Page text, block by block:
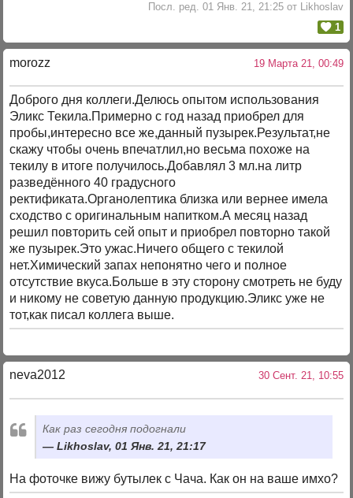
Посл. ред. 01 Янв. 21, 21:25 от Likhoslav
1
morozz 19 Марта 21, 00:49
Доброго дня коллеги.Делюсь опытом использования
Эликс Текила.Примерно с год назад приобрел для
пробы,интересно все же,данный пузырек.Результат,не
скажу чтобы очень впечатлил,но весьма похоже на
текилу в итоге получилось.Добавлял 3 мл.на литр
разведённого 40 градусного
ректификата.Органолептика близка или вернее имела
сходство с оригинальным напитком.А месяц назад
решил повторить сей опыт и приобрел повторно такой
же пузырек.Это ужас.Ничего общего с текилой
нет.Химический запах непонятно чего и полное
отсутствие вкуса.Больше в эту сторону смотреть не буду
и никому не советую данную продукцию.Эликс уже не
тот,как писал коллега выше.
neva2012 30 Сент. 21, 10:55
Как раз сегодня подогнали
Likhoslav, 01 Янв. 21, 21:17
На фоточке вижу бутылек с Чача. Как он на ваше имхо?